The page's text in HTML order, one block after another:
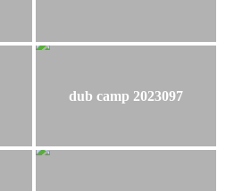
dub camp 2023097